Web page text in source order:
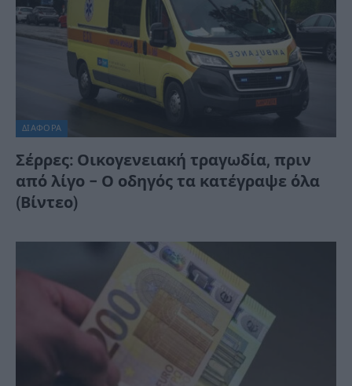
ΔΙΆΦΟΡΑ
Σέρρες: Οικογενειακή τραγωδία, πριν
από λίγο – Ο οδηγός τα κατέγραψε όλα
(Βίντεο)